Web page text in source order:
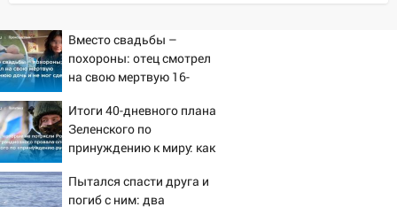
транспорту: в Ульяновске трамвай
сошёл с рельсов
13:22
Упавшие деревья перекрыли
дороги в Ульяновске: фото
13:17
Непогода в Ульяновске не
закончится сегодня: сильные ливни
сохранятся 9 августа
Вместо свадьбы –
похороны: отец смотрел
на свою мертвую 16-
сдержать слезы
Итоги 40-дневного плана
Зеленского по
принуждению к миру: как
разбор провала операции
Украины от военкора
Пытался спасти друга и
погиб с ним: два